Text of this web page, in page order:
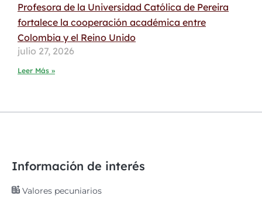
Profesora de la Universidad Católica de Pereira
fortalece la cooperación académica entre
Colombia y el Reino Unido
julio 27, 2026
Leer Más »
Información de interés
Valores pecuniarios